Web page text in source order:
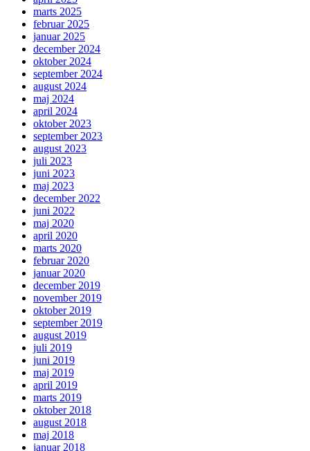
marts 2025
februar 2025
januar 2025
december 2024
oktober 2024
september 2024
august 2024
maj 2024
april 2024
oktober 2023
september 2023
august 2023
juli 2023
juni 2023
maj 2023
december 2022
juni 2022
maj 2020
april 2020
marts 2020
februar 2020
januar 2020
december 2019
november 2019
oktober 2019
september 2019
august 2019
juli 2019
juni 2019
maj 2019
april 2019
marts 2019
oktober 2018
august 2018
maj 2018
januar 2018